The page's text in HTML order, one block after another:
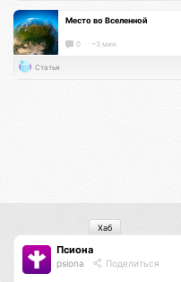
Место во Вселенной
0 ~3 мин.
Статья
Псиона
psiona Поделиться
Хаб